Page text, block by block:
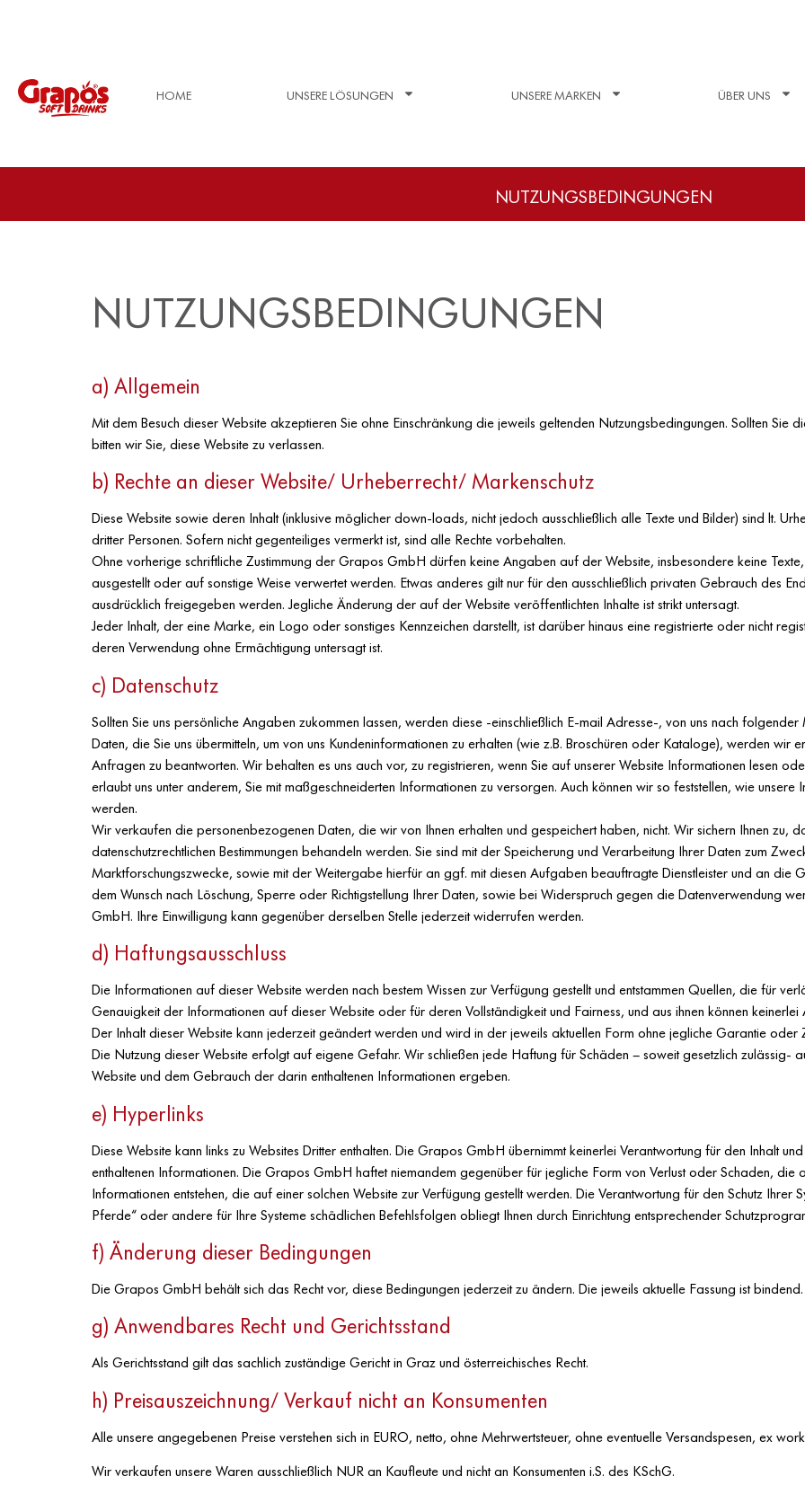
HOME UNSERE LÖSUNGEN UNSERE MARKEN ÜBER UNS
NUTZUNGSBEDINGUNGEN
NUTZUNGSBEDINGUNGEN
a) Allgemein
Mit dem Besuch dieser Website akzeptieren Sie ohne Einschränkung die jeweils geltenden Nutzungsbedingungen. Sollten Sie
bitten wir Sie, diese Website zu verlassen.
b) Rechte an dieser Website/ Urheberrecht/ Markenschutz
Diese Website sowie deren Inhalt (inklusive möglicher down-loads, nicht jedoch ausschließlich alle Texte und Bilder) sind lt.
dritter Personen. Sofern nicht gegenteiliges vermerkt ist, sind alle Rechte vorbehalten.
Ohne vorherige schriftliche Zustimmung der Grapos GmbH dürfen keine Angaben auf der Website, insbesondere keine
ausgestellt oder auf sonstige Weise verwertet werden. Etwas anderes gilt nur für den ausschließlich privaten Gebrauch des
ausdrücklich freigegeben werden. Jegliche Änderung der auf der Website veröffentlichten Inhalte ist strikt untersagt.
Jeder Inhalt, der eine Marke, ein Logo oder sonstiges Kennzeichen darstellt, ist darüber hinaus eine registrierte oder nicht
deren Verwendung ohne Ermächtigung untersagt ist.
c) Datenschutz
Sollten Sie uns persönliche Angaben zukommen lassen, werden diese -einschließlich E-mail Adresse-, von uns nach folgender
Daten, die Sie uns übermitteln, um von uns Kundeninformationen zu erhalten (wie z.B. Broschüren oder Kataloge), werden wir
Anfragen zu beantworten. Wir behalten es uns auch vor, zu registrieren, wenn Sie auf unserer Website Informationen lesen
erlaubt uns unter anderem, Sie mit maßgeschneiderten Informationen zu versorgen. Auch können wir so feststellen, wie
werden.
Wir verkaufen die personenbezogenen Daten, die wir von Ihnen erhalten und gespeichert haben, nicht. Wir sichern Ihnen zu,
datenschutzrechtlichen Bestimmungen behandeln werden. Sie sind mit der Speicherung und Verarbeitung Ihrer Daten zum
Marktforschungszwecke, sowie mit der Weitergabe hierfür an ggf. mit diesen Aufgaben beauftragte Dienstleister und an die
dem Wunsch nach Löschung, Sperre oder Richtigstellung Ihrer Daten, sowie bei Widerspruch gegen die Datenverwendung
GmbH. Ihre Einwilligung kann gegenüber derselben Stelle jederzeit widerrufen werden.
d) Haftungsausschluss
Die Informationen auf dieser Website werden nach bestem Wissen zur Verfügung gestellt und entstammen Quellen, die für
Genauigkeit der Informationen auf dieser Website oder für deren Vollständigkeit und Fairness, und aus ihnen können keinerlei
Der Inhalt dieser Website kann jederzeit geändert werden und wird in der jeweils aktuellen Form ohne jegliche Garantie oder
Die Nutzung dieser Website erfolgt auf eigene Gefahr. Wir schließen jede Haftung für Schäden – soweit gesetzlich zulässig-
Website und dem Gebrauch der darin enthaltenen Informationen ergeben.
e) Hyperlinks
Diese Website kann links zu Websites Dritter enthalten. Die Grapos GmbH übernimmt keinerlei Verantwortung für den Inhalt
enthaltenen Informationen. Die Grapos GmbH haftet niemandem gegenüber für jegliche Form von Verlust oder Schaden, die
Informationen entstehen, die auf einer solchen Website zur Verfügung gestellt werden. Die Verantwortung für den Schutz Ihrer
Pferde“ oder andere für Ihre Systeme schädlichen Befehlsfolgen obliegt Ihnen durch Einrichtung entsprechender
f) Änderung dieser Bedingungen
Die Grapos GmbH behält sich das Recht vor, diese Bedingungen jederzeit zu ändern. Die jeweils aktuelle Fassung ist bindend.
g) Anwendbares Recht und Gerichtsstand
Als Gerichtsstand gilt das sachlich zuständige Gericht in Graz und österreichisches Recht.
h) Preisauszeichnung/ Verkauf nicht an Konsumenten
Alle unsere angegebenen Preise verstehen sich in EURO, netto, ohne Mehrwertsteuer, ohne eventuelle Versandspesen, ex
Wir verkaufen unsere Waren ausschließlich NUR an Kaufleute und nicht an Konsumenten i.S. des KSchG.